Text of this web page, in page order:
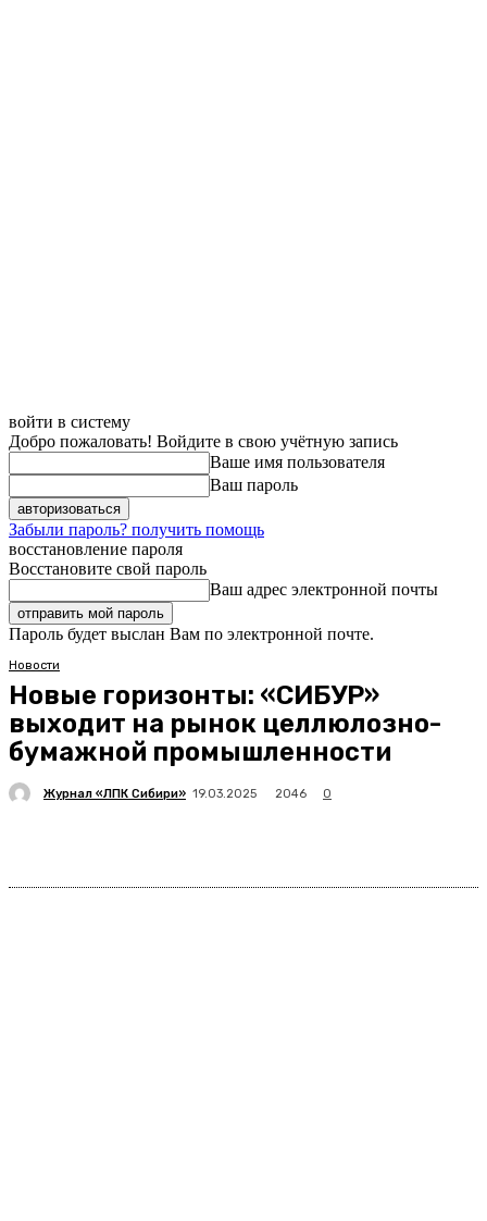
войти в систему
Добро пожаловать! Войдите в свою учётную запись
Ваше имя пользователя
Ваш пароль
Забыли пароль? получить помощь
восстановление пароля
Восстановите свой пароль
Ваш адрес электронной почты
Пароль будет выслан Вам по электронной почте.
Новости
Новые горизонты: «СИБУР»
выходит на рынок целлюлозно-
бумажной промышленности
Журнал «ЛПК Сибири» 19.03.2025 2046 0